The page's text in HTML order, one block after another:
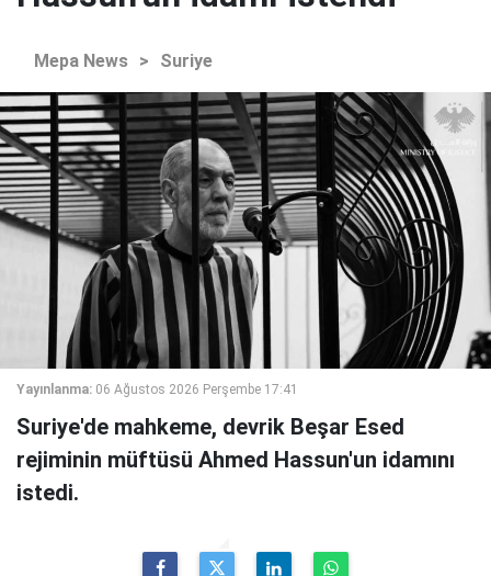
Mepa News > Suriye
Yayınlanma: 06 Ağustos 2026 Perşembe 17:41
Suriye'de mahkeme, devrik Beşar Esed
rejiminin müftüsü Ahmed Hassun'un idamını
istedi.